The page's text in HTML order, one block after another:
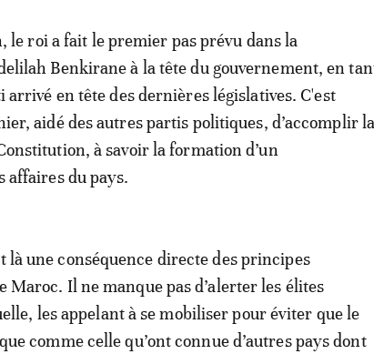
le roi a fait le premier pas prévu dans la
Benkirane à la tête du gouvernement, en
en tête des dernières législatives. C'est
aidé des autres partis politiques, d’accomplir la
à savoir la formation d’un
affaires du pays.
là une conséquence directe des principes
Maroc. Il ne manque pas d’alerter les élites
les appelant à se mobiliser pour éviter que le
comme celle qu’ont connue d’autres pays dont